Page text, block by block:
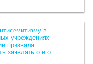
в
учреждениях
призвала
заявлять о его